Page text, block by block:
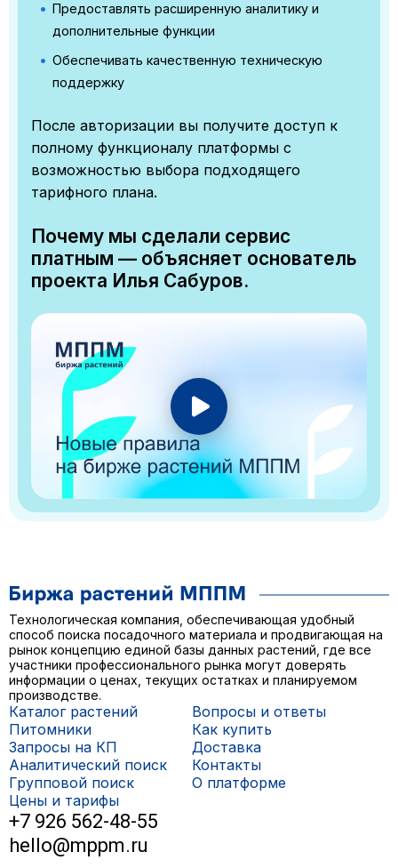
Предоставлять расширенную аналитику и
дополнительные функции
Обеспечивать качественную техническую
поддержку
После авторизации вы получите доступ к
полному функционалу платформы с
возможностью выбора подходящего
тарифного плана.
Почему мы сделали сервис
платным — объясняет основатель
проекта Илья Сабуров.
Технологическая компания, обеспечивающая удобный
способ поиска посадочного материала и продвигающая на
рынок концепцию единой базы данных растений, где все
участники профессионального рынка могут доверять
информации о ценах, текущих остатках и планируемом
производстве.
Каталог растений
Питомники
Запросы на КП
Аналитический поиск
Групповой поиск
Цены и тарифы
Вопросы и ответы
Как купить
Доставка
Контакты
О платформе
+7 926 562-48-55
hello@mppm.ru